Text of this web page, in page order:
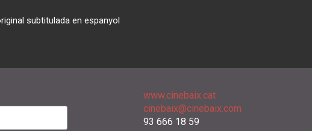
subtitulada en espanyol
www.cinebaix.cat
cinebaix@cinebaix.com
93 666 18 59